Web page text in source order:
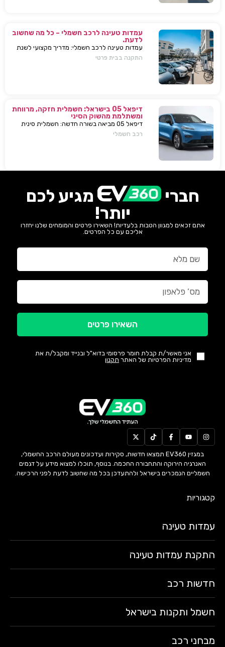
עמדות טעינה לרכב חשמלי – כל מה שחשוב
לדעת.
עמדות טעינה לרכב חשמלי: מדריך מקצועי לשנת
2025. בחירת עמדת טעינה, התקנה בבית או
התקנה בבית פרטי
דיפאל 05 בישראל: חשמלית חזקה, מרווחת
ומשתלמת מהשוק הסיני
דיפאל 05 מביאה בשורה חדשה: חשמלית סינית
חזקה, גדולה וזולה שמאיימת לערער את מתחרות
רכב חשמלי
חברי
מגיע לכם
יותר!
אתם זכאים למגוון הטבות בלעדיות! השאירו פרטים והמומחים שלנו יחזרו
אליכם עם כל הפרטים.
אני מאשר/ת קבלת חומר פרסומי בדוא"ל ובנייד ומקבל/ת את
מדיניות הפרטיות של האתר תקנון
השאירו פרטים
במגזין EV360 תמצאו חדשות, סקירות ועדכונים מעולם הרכב החשמלי,
האנרגיה הירוקה והתחבורה החכמה. בנוסף, תוכלו למצוא מידע על דגמים
חשמליים הנמכרים בישראל ולהתעדכן בכל מה שחשוב לדעת לפני הרכישה.
קטגוריות
עמדות טעינה
התקנת עמדות טעינה
חדשות רכב
חשמל ותקנות בישראל
מבחני רכב